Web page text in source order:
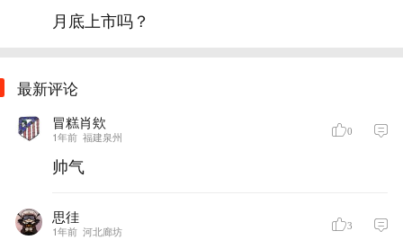
月底上市吗？
最新评论
冒糕肖欸
1年前 福建泉州 0
帅气
思徍
1年前 河北廊坊 3